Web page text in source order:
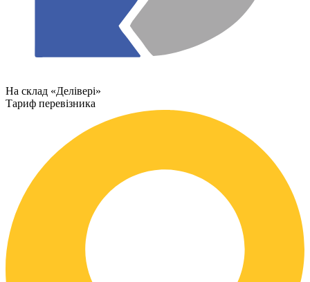
На склад «Делівері»
Тариф перевізника